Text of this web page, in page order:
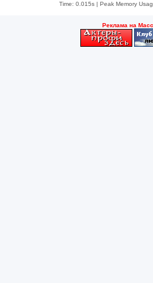
Time: 0.015s| Peak Memory
Рeклама на